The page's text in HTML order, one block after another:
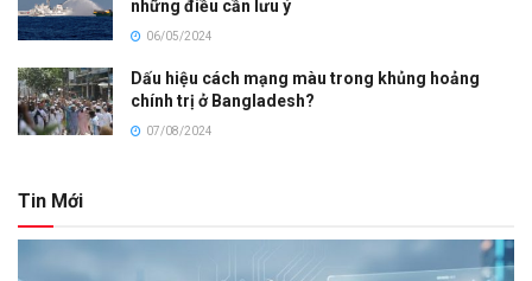
những điều cần lưu ý
06/05/2024
Dấu hiệu cách mạng màu trong khủng hoảng
chính trị ở Bangladesh?
07/08/2024
Tin Mới